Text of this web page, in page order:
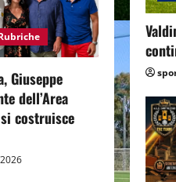
Giuseppe
dell’Area
costruisce